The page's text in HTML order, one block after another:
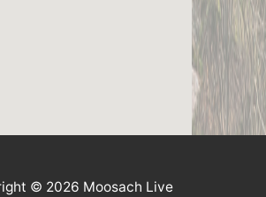
© 2026 Moosach Live